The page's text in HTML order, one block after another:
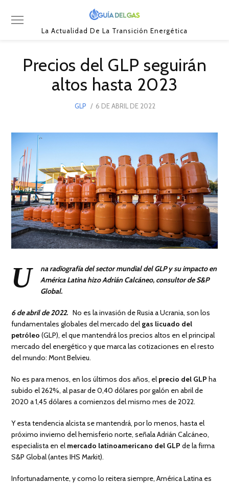
La Actualidad De La Transición Energética
Precios del GLP seguirán
altos hasta 2023
GLP
POSTED
6 DE ABRIL DE 2022
U
na radiografía del sector mundial del GLP y su impacto en
América Latina hizo Adrián Calcáneo, consultor de S&P
Global.
6 de abril de 2022. No es la invasión de Rusia a Ucrania, son los
fundamentales globales del mercado del gas licuado del
petróleo (GLP), el que mantendrá los precios altos en el principal
mercado del energético y que marca las cotizaciones en el resto
del mundo: Mont Belvieu.
No es para menos, en los últimos dos años, el precio del GLP ha
subido el 262%, al pasar de 0,40 dólares por galón en abril de
2020 a 1,45 dólares a comienzos del mismo mes de 2022.
Y esta tendencia alcista se mantendrá, por lo menos, hasta el
próximo invierno del hemisferio norte, señala Adrián Calcáneo,
especialista en el mercado latinoamericano del GLP de la firma
S&P Global (antes IHS Markit).
Infortunadamente, y como lo reitera siempre, América Latina es